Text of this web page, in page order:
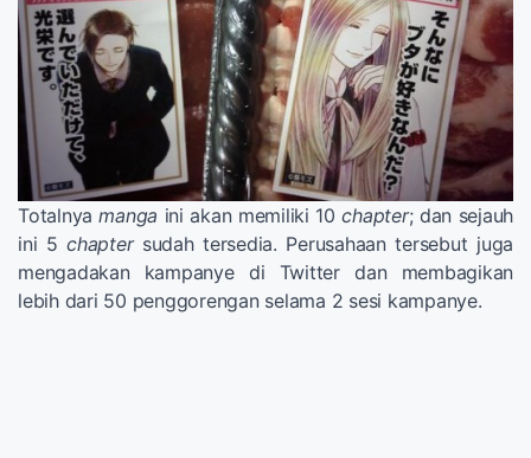
Totalnyamanga ini akan memiliki 10chapter; dan sejauh
ini 5chaptersudah tersedia. Perusahaan tersebut juga
mengadakan kampanye di Twitter dan membagikan
lebih dari 50 penggorengan selama 2 sesi kampanye.